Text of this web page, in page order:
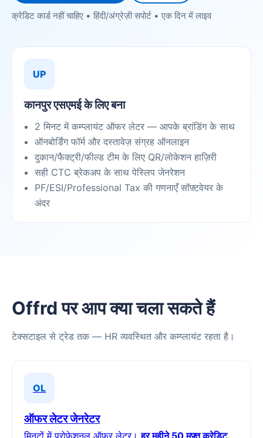
क्रेडिट कार्ड नहीं चाहिए • हिंदी/अंग्रेज़ी सपोर्ट • एक दिन में लाइव
UP
कानपुर एसएमई के लिए बना
2 मिनट में कम्प्लायंट ऑफर लेटर — आपके ब्रांडिंग के साथ
ऑनबोर्डिंग फॉर्म और दस्तावेज़ संग्रह ऑनलाइन
दुकान/फैक्ट्री/फील्ड टीम के लिए QR/लोकेशन हाज़िरी
सही CTC ब्रेकअप के साथ पेस्लिप जेनरेशन
PF/ESI/Professional Tax की गणनाएँ सॉफ़्टवेयर के
अंदर
Offrd पर आप क्या चला सकते हैं
टेक्सटाइल से ट्रेड तक — HR व्यवस्थित और कम्प्लायंट रहता है।
OL
ऑफर लेटर जेनरेटर
मिनटों में प्रोफेशनल ऑफर लेटर।हर महीने 50 मुफ़्त क्रेडिट